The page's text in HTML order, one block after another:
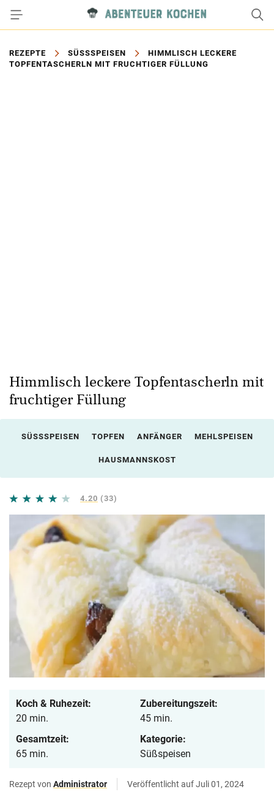
REZEPTE SÜSSSPEISEN
HIMMLISCH LECKERE
TOPFENTASCHERLN MIT FRUCHTIGER FÜLLUNG
Himmlisch leckere Topfentascherln mit
fruchtiger Füllung
SÜSSSPEISEN TOPFEN ANFÄNGER MEHLSPEISEN
HAUSMANNSKOST
4.20 (33)
Koch & Ruhezeit:
20 min.
Zubereitungszeit:
45 min.
Gesamtzeit:
65 min.
Kategorie:
Süßspeisen
Rezept von Administrator Veröffentlicht auf Juli 01, 2024